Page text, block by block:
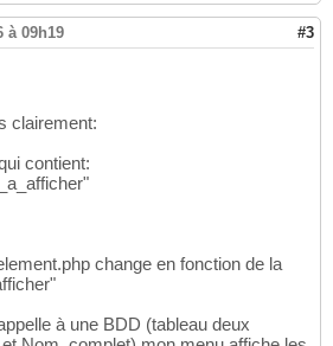
à 09h19 #3
clairement:
contient:
change en fonction de la
à une BDD (tableau deux